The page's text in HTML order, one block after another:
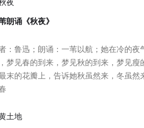
朗诵《秋夜》
：鲁迅；朗诵：一苇以航；她在冷的夜
梦见春的到来，梦见秋的到来，梦见瘦
末的花瓣上，告诉她秋虽然来，冬虽然